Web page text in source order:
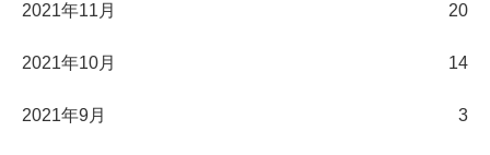
2021年11月 20
2021年10月 14
2021年9月 3